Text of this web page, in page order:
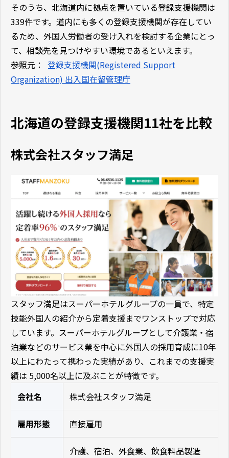
そのうち、北海道内に拠点を置いている登録支援機関は
339件です。道内にも多くの登録支援機関が存在してい
るため、外国人労働者の受け入れを検討する企業にとっ
て、相談先を見つけやすい環境であるといえます。
参照元： 登録支援機関(Registered Support
Organization) 出入国在留管理庁
北海道の登録支援機関11社を比較
株式会社スタッフ満足
スタッフ満足はスーパーホテルグループの一員で、特定
技能外国人の紹介から定着支援までワンストップで対応
しています。スーパーホテルグループとして介護業・宿
泊業などのサービス業を中心に外国人の採用育成に10年
以上にわたって携わった実績があり、これまでの支援実
績は 5,000名以上に及ぶことが特徴です。
会社名
株式会社スタッフ満足
雇用形態 直接雇用
介護、宿泊、外食業、飲食料品製造